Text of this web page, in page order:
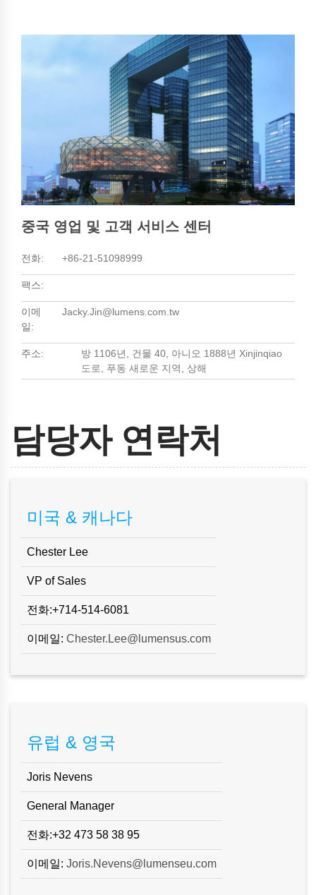
중국 영업 및 고객 서비스 센터
전화: +86-21-51098999
팩스:
이메
일:
Jacky.Jin@lumens.com.tw
주소:
방 1106년, 건물 40, 아니오 1888년 Xinjinqiao
도로, 푸동 새로운 지역, 상해
담당자 연락처
미국 & 캐나다
Chester Lee
VP of Sales
전화:+714-514-6081
이메일: Chester.Lee@lumensus.com
유럽 & 영국
Joris Nevens
General Manager
전화:+32 473 58 38 95
이메일: Joris.Nevens@lumenseu.com